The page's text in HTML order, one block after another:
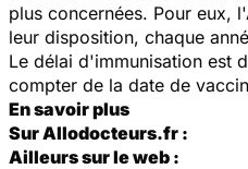
plus concernées. Pour eux,
leur disposition, chaque
Le délai d'immunisation est
compter de la date de
En savoir plus
Sur Allodocteurs.fr :
Ailleurs sur le web :